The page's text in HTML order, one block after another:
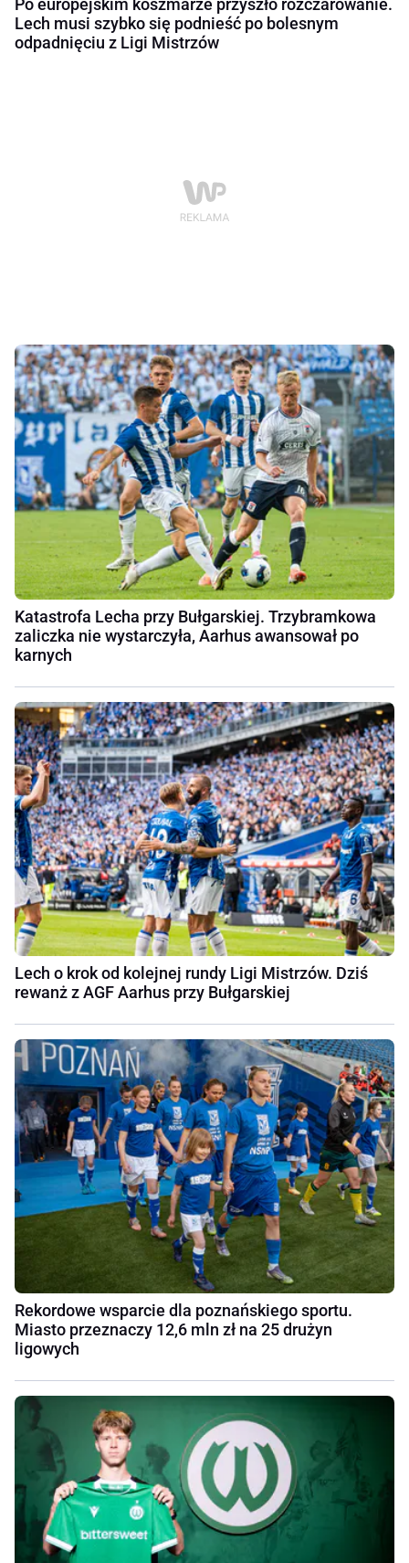
Po europejskim koszmarze przyszło rozczarowanie.
Lech musi szybko się podnieść po bolesnym
odpadnięciu z Ligi Mistrzów
Katastrofa Lecha przy Bułgarskiej. Trzybramkowa
zaliczka nie wystarczyła, Aarhus awansował po
karnych
Lech o krok od kolejnej rundy Ligi Mistrzów. Dziś
rewanż z AGF Aarhus przy Bułgarskiej
Rekordowe wsparcie dla poznańskiego sportu.
Miasto przeznaczy 12,6 mln zł na 25 drużyn
ligowych